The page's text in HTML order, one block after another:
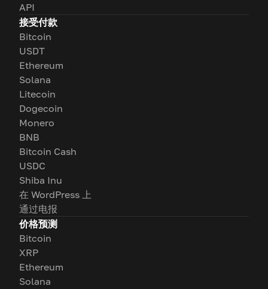
API
接受付款
Bitcoin
USDT
Ethereum
Solana
Litecoin
Dogecoin
Monero
BNB
Bitcoin Cash
USDC
Shiba Inu
在 WordPress 上
通过电报
价格预测
Bitcoin
XRP
Ethereum
Solana